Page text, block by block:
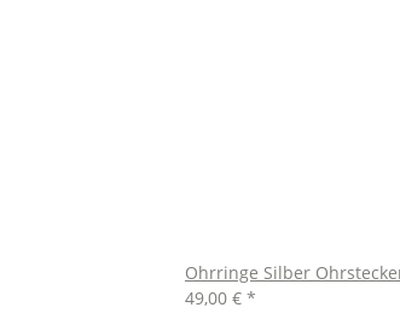
Ohrringe Silber
49,00 € *